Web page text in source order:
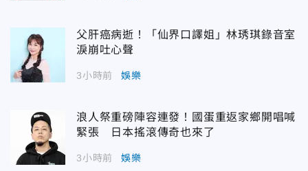
父肝癌病逝！「仙界口譯姐」林琇琪錄音室
淚崩吐心聲
3小時前 娛樂
浪人祭重磅陣容連發！國蛋重返家鄉開唱喊
緊張 日本搖滾傳奇也來了
3小時前 娛樂